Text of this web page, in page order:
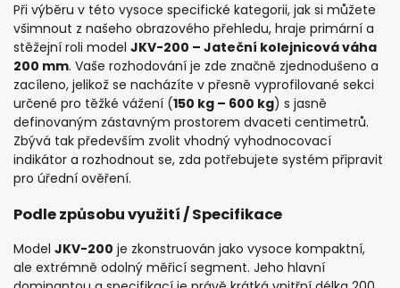
Při výběru v této vysoce specifické kategorii, jak si můžete
všimnout z našeho obrazového přehledu, hraje primární a
stěžejní roli model JKV-200 – Jateční kolejnicová váha
200 mm. Vaše rozhodování je zde značně zjednodušeno a
zacíleno, jelikož se nacházíte v přesně vyprofilované sekci
určené pro těžké vážení (150 kg – 600 kg) s jasně
definovaným zástavným prostorem dvaceti centimetrů.
Zbývá tak především zvolit vhodný vyhodnocovací
indikátor a rozhodnout se, zda potřebujete systém připravit
pro úřední ověření.
Podle způsobu využití / Specifikace
Model JKV-200 je zkonstruován jako vysoce kompaktní,
ale extrémně odolný měřicí segment. Jeho hlavní